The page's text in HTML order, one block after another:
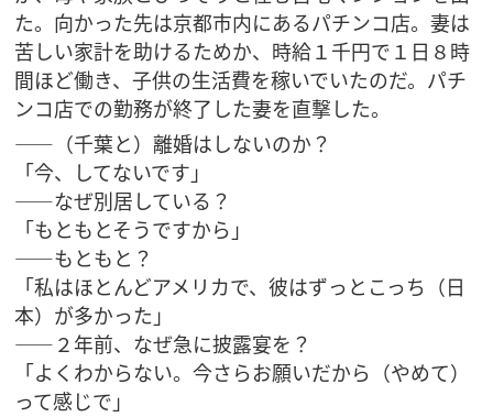
た。向かった先は京都市内にあるパチンコ店。妻は
苦しい家計を助けるためか、時給１千円で１日８時
間ほど働き、子供の生活費を稼いでいたのだ。パチ
ンコ店での勤務が終了した妻を直撃した。
——（千葉と）離婚はしないのか？
「今、してないです」
——なぜ別居している？
「もともとそうですから」
——もともと？
「私はほとんどアメリカで、彼はずっとこっち（日
本）が多かった」
——２年前、なぜ急に披露宴を？
「よくわからない。今さらお願いだから（やめて）
って感じで」